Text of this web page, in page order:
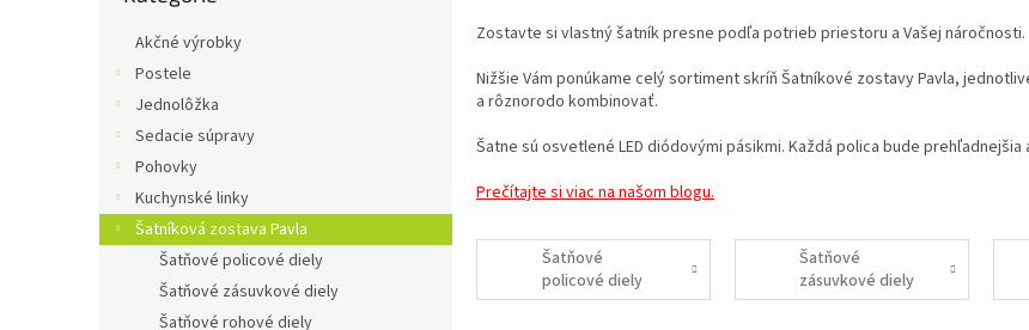
Akčné výrobky
Postele
Jednolôžka
Sedacie súpravy
Pohovky
Kuchynské linky
Šatníková zostava Pavla
Šatňové policové diely
Šatňové zásuvkové diely
Šatňové rohové diely
Zostavte si vlastný šatník presne podľa potrieb priestoru a Vašej náročnosti.
Nižšie Vám ponúkame celý sortiment skríň Šatníkové zostavy Pavla,
a rôznorodo kombinovať.
Šatne sú osvetlené LED diódovými pásikmi. Každá polica bude
Prečítajte si viac na našom blogu.
Šatňové
policové diely
Šatňové
zásuvkové diely